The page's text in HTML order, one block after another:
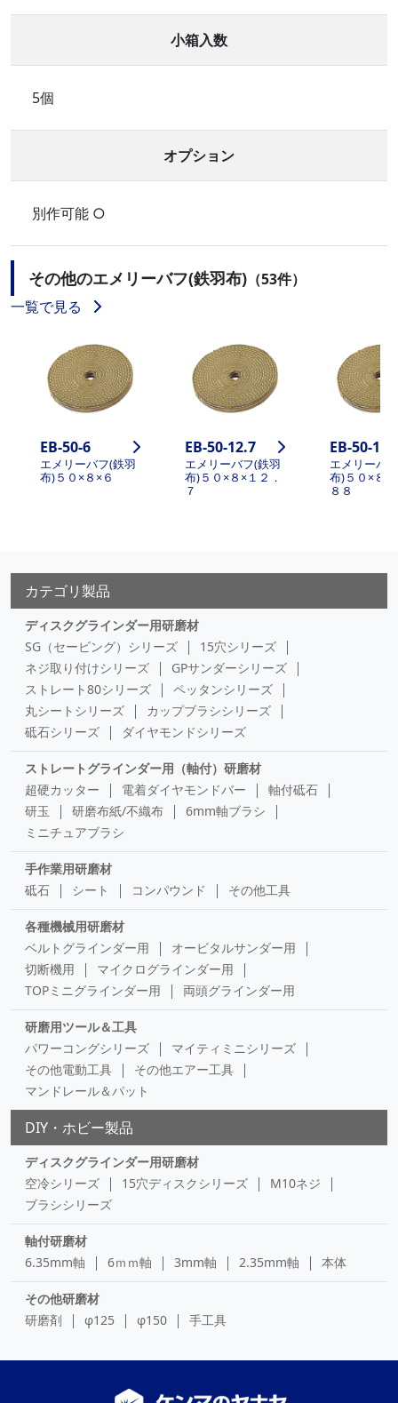
小箱入数
5個
オプション
別作可能 ○
その他のエメリーバフ(鉄羽布) （53件）
一覧で見る
EB-50-6
エメリーバフ(鉄羽
布)５０×８×６
EB-50-12.7
エメリーバフ(鉄羽
布)５０×８×１２．
７
EB-50-
エメリーバ
布)５０×８×
８８
カテゴリ製品
ディスクグラインダー用研磨材
SG（セービング）シリーズ
15穴シリーズ
ネジ取り付けシリーズ
GPサンダーシリーズ
ストレート80シリーズ
ペッタンシリーズ
丸シートシリーズ
カップブラシシリーズ
砥石シリーズ
ダイヤモンドシリーズ
ストレートグラインダー用（軸付）研磨材
超硬カッター
電着ダイヤモンドバー
軸付砥石
研玉
研磨布紙/不織布
6mm軸ブラシ
ミニチュアブラシ
手作業用研磨材
砥石
シート コンパウンド その他工具
各種機械用研磨材
ベルトグラインダー用
オービタルサンダー用
切断機用
マイクログラインダー用
TOPミニグラインダー用
両頭グラインダー用
研磨用ツール＆工具
パワーコングシリーズ
マイティミニシリーズ
その他電動工具
その他エアー工具
マンドレール＆パット
DIY・ホビー製品
ディスクグラインダー用研磨材
空冷シリーズ
15穴ディスクシリーズ
M10ネジ
ブラシシリーズ
軸付研磨材
6.35mm軸
6ｍｍ軸 3mm軸 2.35mm軸 本体
その他研磨材
研磨剤
φ125 φ150 手工具